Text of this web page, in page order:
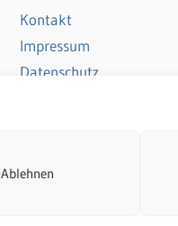
Ablehnen
Kontakt
Impressum
Datenschutz